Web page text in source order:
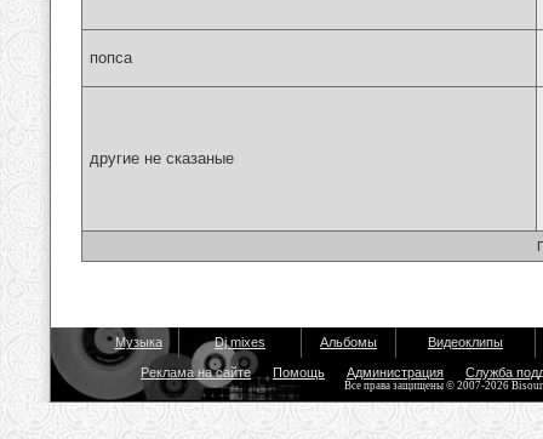
попса
другие не сказаные
Музыка Dj mixes Альбомы Видеоклипы
Реклама на сайте Помощь Администрация Служба
Все права защищены © 2007-2026